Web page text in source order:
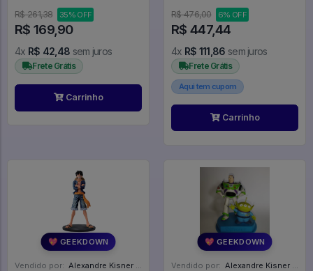
R$ 261,38
35% OFF
R$ 169,90
4x R$ 42,48 sem juros
Frete Grátis
Carrinho
Rings #445
R$ 476,00 6% OFF
R$ 447,44
4x R$ 111,86 sem juros
Frete Grátis
Aqui tem cupom
Carrinho
💖 GEEKDOWN
Vendido por: Alexandre Kisner - PR
💖 GEEKDOWN
Vendido por: Alexandre Kisner - PR